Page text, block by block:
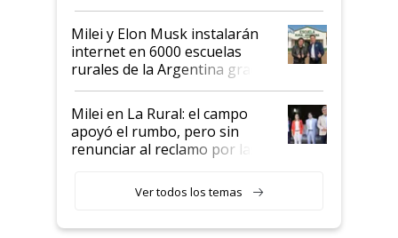
Milei y Elon Musk instalarán
internet en 6000 escuelas
rurales de la Argentina gracias
a un acuerdo con Starlink
Milei en La Rural: el campo
apoyó el rumbo, pero sin
renunciar al reclamo por las
Ver todos los temas